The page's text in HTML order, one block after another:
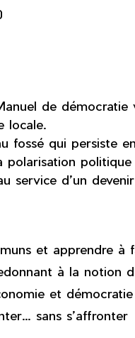
de démocratie
locale.
fossé qui persiste
service d’un
et apprendre
à la
et démocratie
sans s’affronter